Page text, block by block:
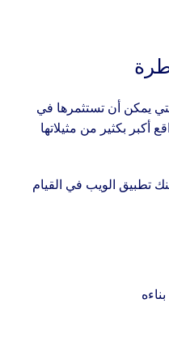
يمكن أن تستثمرها في
بكثير من مثيلاتها
تطبيق الويب في القيام